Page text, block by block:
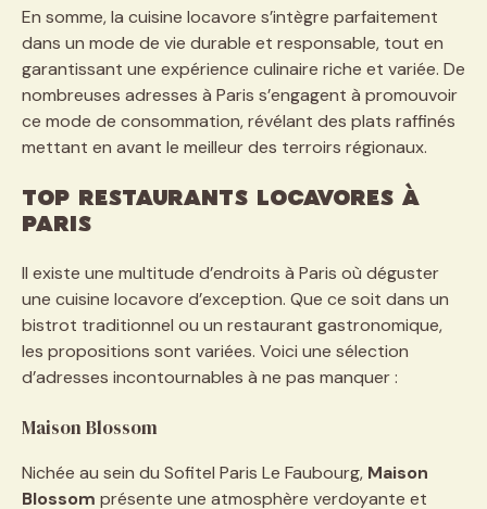
En somme, la cuisine locavore s’intègre parfaitement
dans un mode de vie durable et responsable, tout en
garantissant une expérience culinaire riche et variée. De
nombreuses adresses à Paris s’engagent à promouvoir
ce mode de consommation, révélant des plats raffinés
mettant en avant le meilleur des terroirs régionaux.
Top restaurants locavores à
Paris
Il existe une multitude d’endroits à Paris où déguster
une cuisine locavore d’exception. Que ce soit dans un
bistrot traditionnel ou un restaurant gastronomique,
les propositions sont variées. Voici une sélection
d’adresses incontournables à ne pas manquer :
Maison Blossom
Nichée au sein du Sofitel Paris Le Faubourg, Maison
Blossom présente une atmosphère verdoyante et